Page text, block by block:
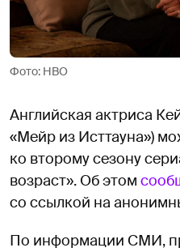
Фото: HBO
Английская актриса
«Мейр из Исттауна»)
ко второму сезону
возраст». Об этом
со ссылкой на
По информации СМИ,